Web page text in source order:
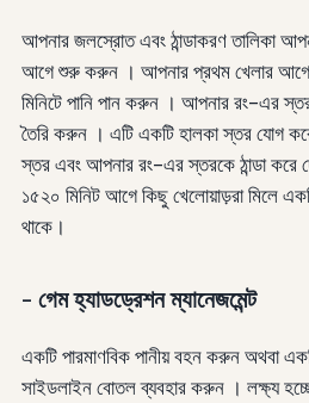
আপনার জলস্রোত এবং ঠান্ডাকরণ তালিকা
আগে শুরু করুন । আপনার প্রথম খেলার
মিনিটে পানি পান করুন । আপনার রং-এর
তৈরি করুন । এটি একটি হালকা স্তর যোগ
স্তর এবং আপনার রং-এর স্তরকে ঠান্ডা করে
১৫২০ মিনিট আগে কিছু খেলোয়াড়রা মিলে
থাকে।
- গেম হ্যাডড্রেশন ম্যানেজমেন্ট
একটি পারমাণবিক পানীয় বহন করুন অথবা
সাইডলাইন বোতল ব্যবহার করুন । লক্ষ্য হচ্ছে